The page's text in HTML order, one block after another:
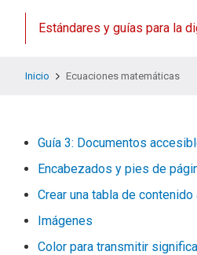
Estándares y guías para la
Inicio Ecuaciones matemáticas
Guía 3: Documentos
Encabezados y pies de
Crear una tabla de
Imágenes
Color para transmitir